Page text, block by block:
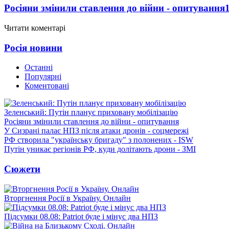
Росіяни змінили ставлення до війни - опитування
Читати коментарі
Росія новини
Останні
Популярні
Коментовані
Зеленський: Путін планує приховану мобілізацію
Росіяни змінили ставлення до війни - опитування
У Сизрані палає НПЗ після атаки дронів - соцмережі
РФ створила "українську бригаду" з полонених - ISW
Путін уникає регіонів РФ, куди долітають дрони - ЗМІ
Сюжети
Вторгнення Росії в Україну. Онлайн
Підсумки 08.08: Patriot буде і мінус два НПЗ